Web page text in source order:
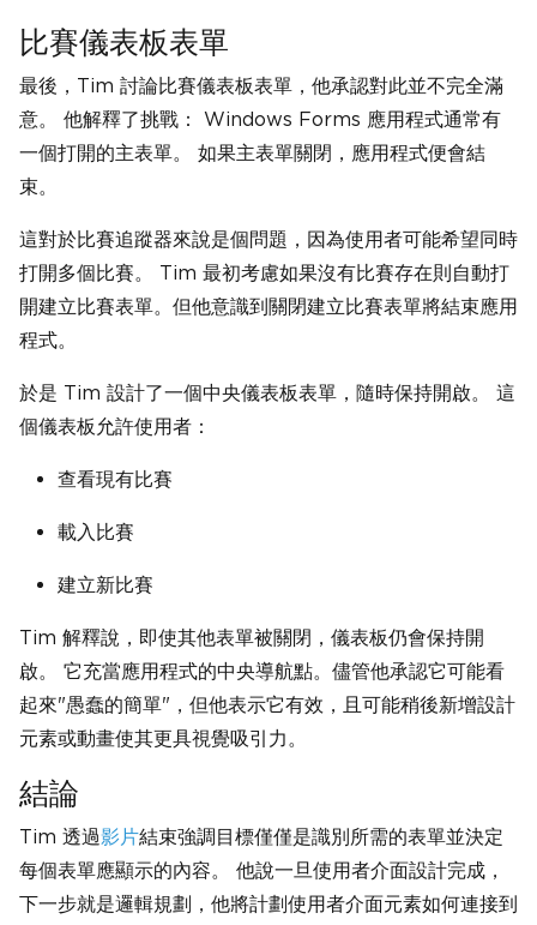
比賽儀表板表單
最後，Tim 討論比賽儀表板表單，他承認對此並不完全滿
意。 他解釋了挑戰： Windows Forms 應用程式通常有
一個打開的主表單。 如果主表單關閉，應用程式便會結
束。
這對於比賽追蹤器來說是個問題，因為使用者可能希望同時
打開多個比賽。 Tim 最初考慮如果沒有比賽存在則自動打
開建立比賽表單。但他意識到關閉建立比賽表單將結束應用
程式。
於是 Tim 設計了一個中央儀表板表單，隨時保持開啟。 這
個儀表板允許使用者：
查看現有比賽
載入比賽
建立新比賽
Tim 解釋說，即使其他表單被關閉，儀表板仍會保持開
啟。 它充當應用程式的中央導航點。儘管他承認它可能看
起來"愚蠢的簡單"，但他表示它有效，且可能稍後新增設計
元素或動畫使其更具視覺吸引力。
結論
Tim 透過影片結束強調目標僅僅是識別所需的表單並決定
每個表單應顯示的內容。 他說一旦使用者介面設計完成，
下一步就是邏輯規劃，他將計劃使用者介面元素如何連接到